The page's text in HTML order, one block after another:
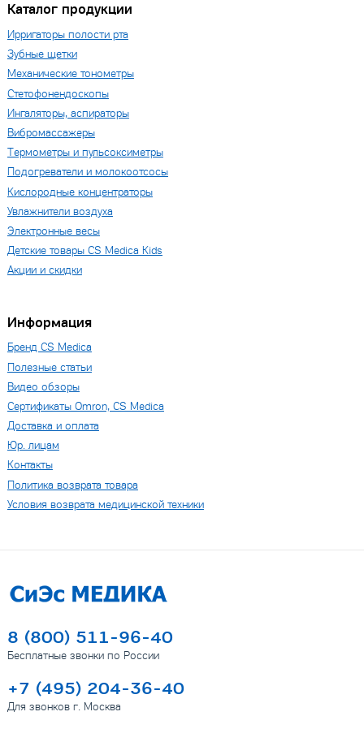
Каталог продукции
Ирригаторы полости рта
Зубные щетки
Механические тонометры
Стетофонендоскопы
Ингаляторы, аспираторы
Вибромассажеры
Термометры и пульсоксиметры
Подогреватели и молокоотсосы
Кислородные концентраторы
Увлажнители воздуха
Электронные весы
Детские товары CS Medica Kids
Акции и скидки
Информация
Бренд CS Medica
Полезные статьи
Видео обзоры
Сертификаты Omron, CS Medica
Доставка и оплата
Юр. лицам
Контакты
Политика возврата товара
Условия возврата медицинской техники
8 (800) 511-96-40
Бесплатные звонки по России
+7 (495) 204-36-40
Для звонков г. Москва